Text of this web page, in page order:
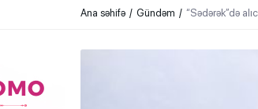
Ana səhifə Gündəm “Sədərək”də